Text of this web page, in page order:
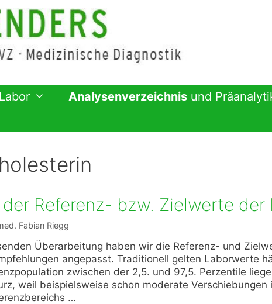
Analysenverzeichnis und
Referenz- bzw. Zielwerte
Fabian Riegg
Überarbeitung haben wir die Referenz- und
angepasst. Traditionell gelten Laborwerte
zwischen der 2,5. und 97,5. Perzentile
weil beispielsweise schon moderate Verschiebungen
…